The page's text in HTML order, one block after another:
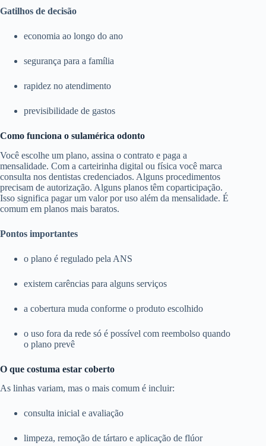
Gatilhos de decisão
economia ao longo do ano
segurança para a família
rapidez no atendimento
previsibilidade de gastos
Como funciona o sulamérica odonto
Você escolhe um plano, assina o contrato e paga a
mensalidade. Com a carteirinha digital ou física você marca
consulta nos dentistas credenciados. Alguns procedimentos
precisam de autorização. Alguns planos têm coparticipação.
Isso significa pagar um valor por uso além da mensalidade. É
comum em planos mais baratos.
Pontos importantes
o plano é regulado pela ANS
existem carências para alguns serviços
a cobertura muda conforme o produto escolhido
o uso fora da rede só é possível com reembolso quando
o plano prevê
O que costuma estar coberto
As linhas variam, mas o mais comum é incluir:
consulta inicial e avaliação
limpeza, remoção de tártaro e aplicação de flúor